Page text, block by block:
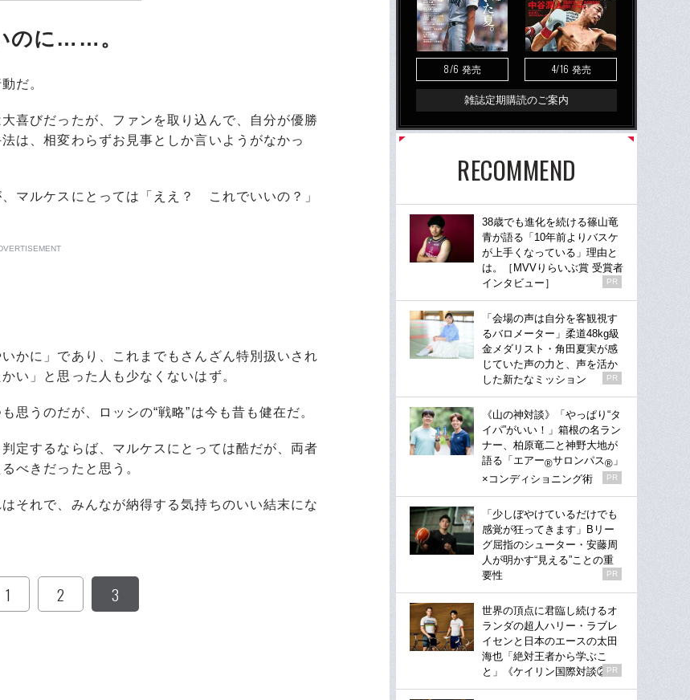
のに……。
だ。
喜びだったが、ファンを取り込んで、自分が優勝
は、相変わらずお見事としか言いようがなかっ
マルケスにとっては「ええ？ これでいいの？」
かに」であり、これまでもさんざん特別扱いされ
い」と思った人も少なくないはず。
うのだが、ロッシの“戦略”は今も昔も健在だ。
定するならば、マルケスにとっては酷だが、両者
べきだったと思う。
それで、みんなが納得する気持ちのいい結末にな
1 2 3
8/6 発売 4/16 発売
雑誌定期購読のご案内
RECOMMEND
38歳でも進化を続ける篠山竜
青が語る「10年前よりバスケ
が上手くなっている」理由と
は。［MVVりらいぶ賞 受賞者
インタビュー］
PR
「会場の声は自分を客観視す
るバロメーター」柔道48kg級
金メダリスト・角田夏実が感
じていた声の力と、声を活か
した新たなミッション
PR
《山の神対談》「やっぱり“タ
イパ”がいい！」箱根の名ラン
ナー、柏原竜二と神野大地が
語る「エアー®サロンパス® 」
×コンディショニング術
PR
「少しぼやけているだけでも
感覚が狂ってきます」Bリー
グ屈指のシューター・安藤周
人が明かす“見える”ことの重
要性
PR
世界の頂点に君臨し続けるオ
ランダの超人ハリー・ラブレ
イセンと日本のエースの太田
海也「絶対王者から学ぶこ
と」《ケイリン国際対談②》
PR